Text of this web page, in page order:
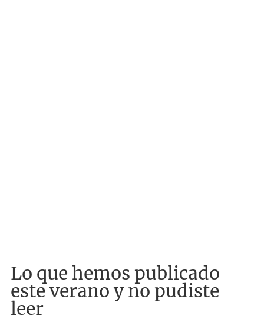
Lo que hemos publicado
este verano y no pudiste
leer